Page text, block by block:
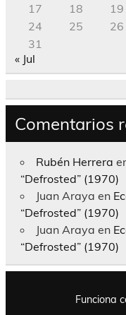
17
18 19
24
25 26
31
« Jul
Comentarios
Rubén Herrera
“Defrosted” (1970)
Juan Araya en
“Defrosted” (1970)
Juan Araya en
“Defrosted” (1970)
Funciona